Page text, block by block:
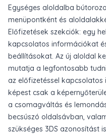
Egységes aloldalba
menüpontként és
Előfizetések szekciók: egy
kapcsolatos információkat
beállításokat. Az új aloldal
mutatja a legfontosabb
az előfizetéssel
képest csak a
a csomagváltás és
becsúszó oldalsávban,
szükséges 3DS azonosítást